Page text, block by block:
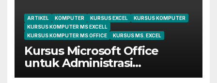
ARTIKEL KOMPUTER KURSUS EXCEL
KURSUS KOMPUTER
KURSUS KOMPUTER MS EXCELL
KURSUS KOMPUTER MS OFFICE
KURSUS MS. EXCEL
Kursus Microsoft Office
untuk Administrasi
Perkantoran di Cileungsi